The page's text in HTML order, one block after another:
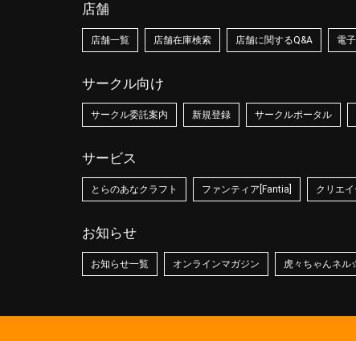
店舗
店舗一覧 店舗在庫検索 店舗に関するQ&A 電
サークル向け
サークル委託案内 新規登録 サークルポータル
サービス
とらのあなクラフト ファンティア[Fantia] クリエイ
お知らせ
お知らせ一覧 オンラインマガジン 虎々ちゃんネ